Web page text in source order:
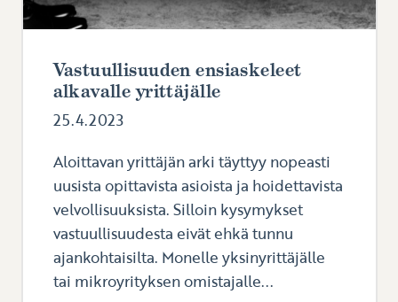
Vastuullisuuden ensiaskeleet
alkavalle yrittäjälle
25.4.2023
Aloittavan yrittäjän arki täyttyy nopeasti
uusista opittavista asioista ja hoidettavista
velvollisuuksista. Silloin kysymykset
vastuullisuudesta eivät ehkä tunnu
ajankohtaisilta. Monelle yksinyrittäjälle
tai mikroyrityksen omistajalle...